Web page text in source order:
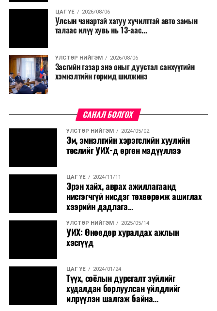
сургалтыг цахим хэлбэрт шилжүүлэх, төрийн албан
хаагчдыг зарим өдрүүдэд цахимаар ажиллуулах арга
хэмжээг үргэлжлүүлэхийг үүрэг болголоо.
Төсвийн сахилга бат сайжирч, эдийн засгийн нөхцөл
байдал хэвийн болсон тохиолдолд эдгээр
хязгаарлалтыг үе шаттайгаар сулруулах юм.
ЦАГ ҮЕ 2026/08/06
Улсын чанартай хатуу хучилттай авто замын
талаас илүү хувь нь 13-аас...
УЛСТӨР НИЙГЭМ 2026/08/06
Засгийн газар энэ оныг дуустал санхүүгийн
хэмнэлтийн горимд шилжинэ
САНАЛ БОЛГОХ
УЛСТӨР НИЙГЭМ 2024/05/02
Эм, эмнэлгийн хэрэгслийн хуулийн
төслийг УИХ-д өргөн мэдүүллээ
ЦАГ ҮЕ 2024/11/11
Эрэн хайх, аврах ажиллагаанд
нисгэгчгүй нисдэг төхөөрөмж ашиглах
хээрийн дадлага...
УЛСТӨР НИЙГЭМ 2025/05/14
УИХ: Өнөөдөр хуралдах ажлын
хэсгүүд
ЦАГ ҮЕ 2024/01/24
Түүх, соёлын дурсгалт зүйлийг
худалдан борлуулсан үйлдлийг
илрүүлэн шалгаж байна...